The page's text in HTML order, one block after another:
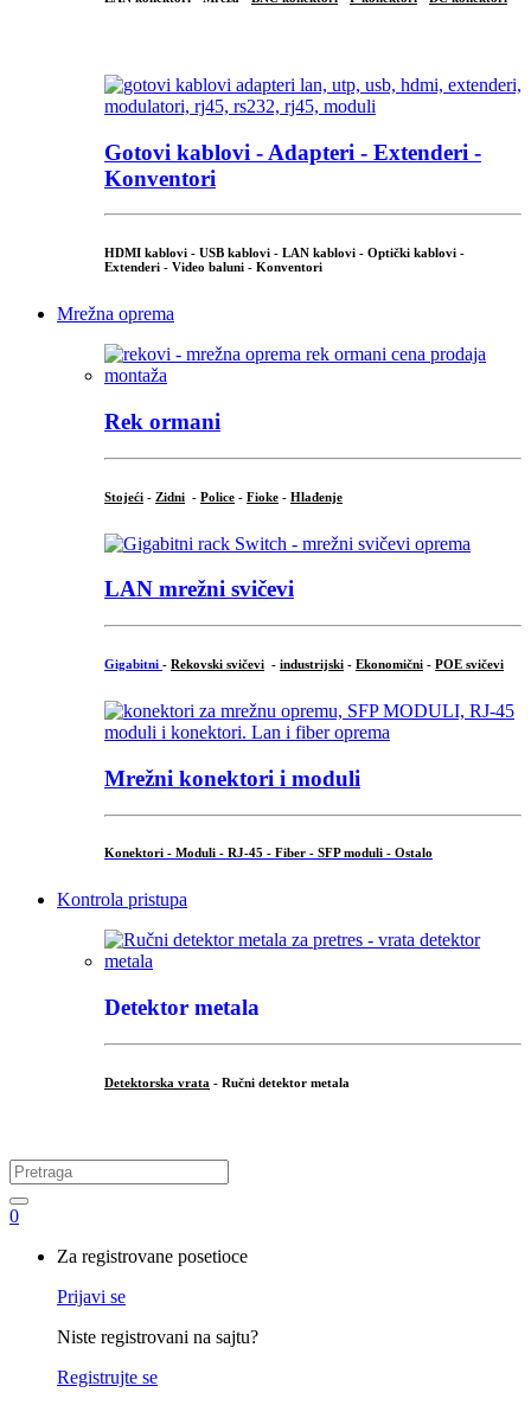
Gotovi kablovi - Adapteri - Extenderi -
Konventori
HDMI kablovi - USB kablovi - LAN kablovi - Optički kablovi -
Extenderi - Video baluni - Konventori
Mrežna oprema
Rek ormani
Stojeći - Zidni - Police - Fioke - Hlađenje
LAN mrežni svičevi
Gigabitni - Rekovski svičevi - industrijski - Ekonomični - POE svičevi
Mrežni konektori i moduli
Konektori - Moduli - RJ-45 - Fiber - SFP moduli - Ostalo
Kontrola pristupa
Detektor metala
Detektorska vrata - Ručni detektor metala
Search
for:
0
Za registrovane posetioce
Prijavi se
Niste registrovani na sajtu?
Registrujte se